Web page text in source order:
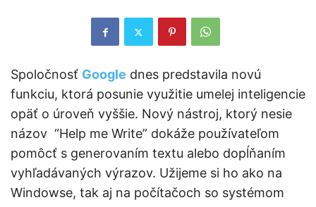
Spoločnosť Google dnes predstavila novú
funkciu, ktorá posunie využitie umelej inteligencie
opäť o úroveň vyššie. Nový nástroj, ktorý nesie
názov “Help me Write” dokáže používateľom
pomôcť s generovaním textu alebo dopĺňaním
vyhľadávaných výrazov. Užijeme si ho ako na
Windowse, tak aj na počítačoch so systémom